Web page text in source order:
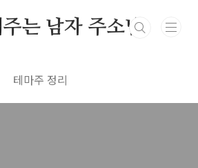
는 남자 주소남
테마주 정리